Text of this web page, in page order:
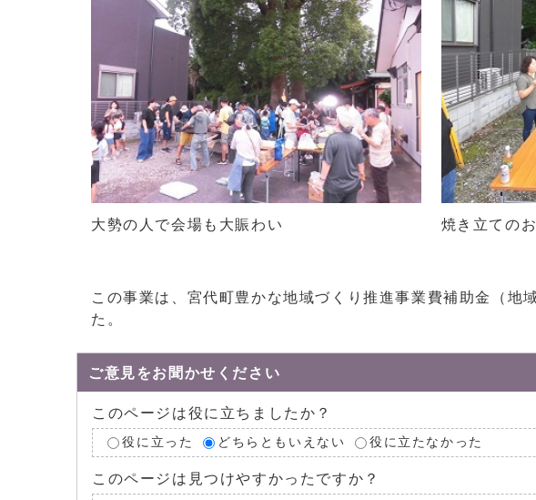
大勢の人で会場も大賑わい 焼き立ての
この事業は、宮代町豊かな地域づくり推進事業費補助金（地
た。
ご意見をお聞かせください
このページは役に立ちましたか？
役に立った どちらともいえない 役に立たなかった
このページは見つけやすかったですか？